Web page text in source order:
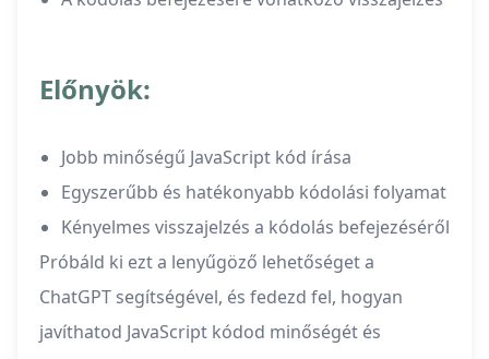
Előnyök:
Jobb minőségű JavaScript kód írása
Egyszerűbb és hatékonyabb kódolási folyamat
Kényelmes visszajelzés a kódolás befejezéséről
Próbáld ki ezt a lenyűgöző lehetőséget a
ChatGPT segítségével, és fedezd fel, hogyan
javíthatod JavaScript kódod minőségét és